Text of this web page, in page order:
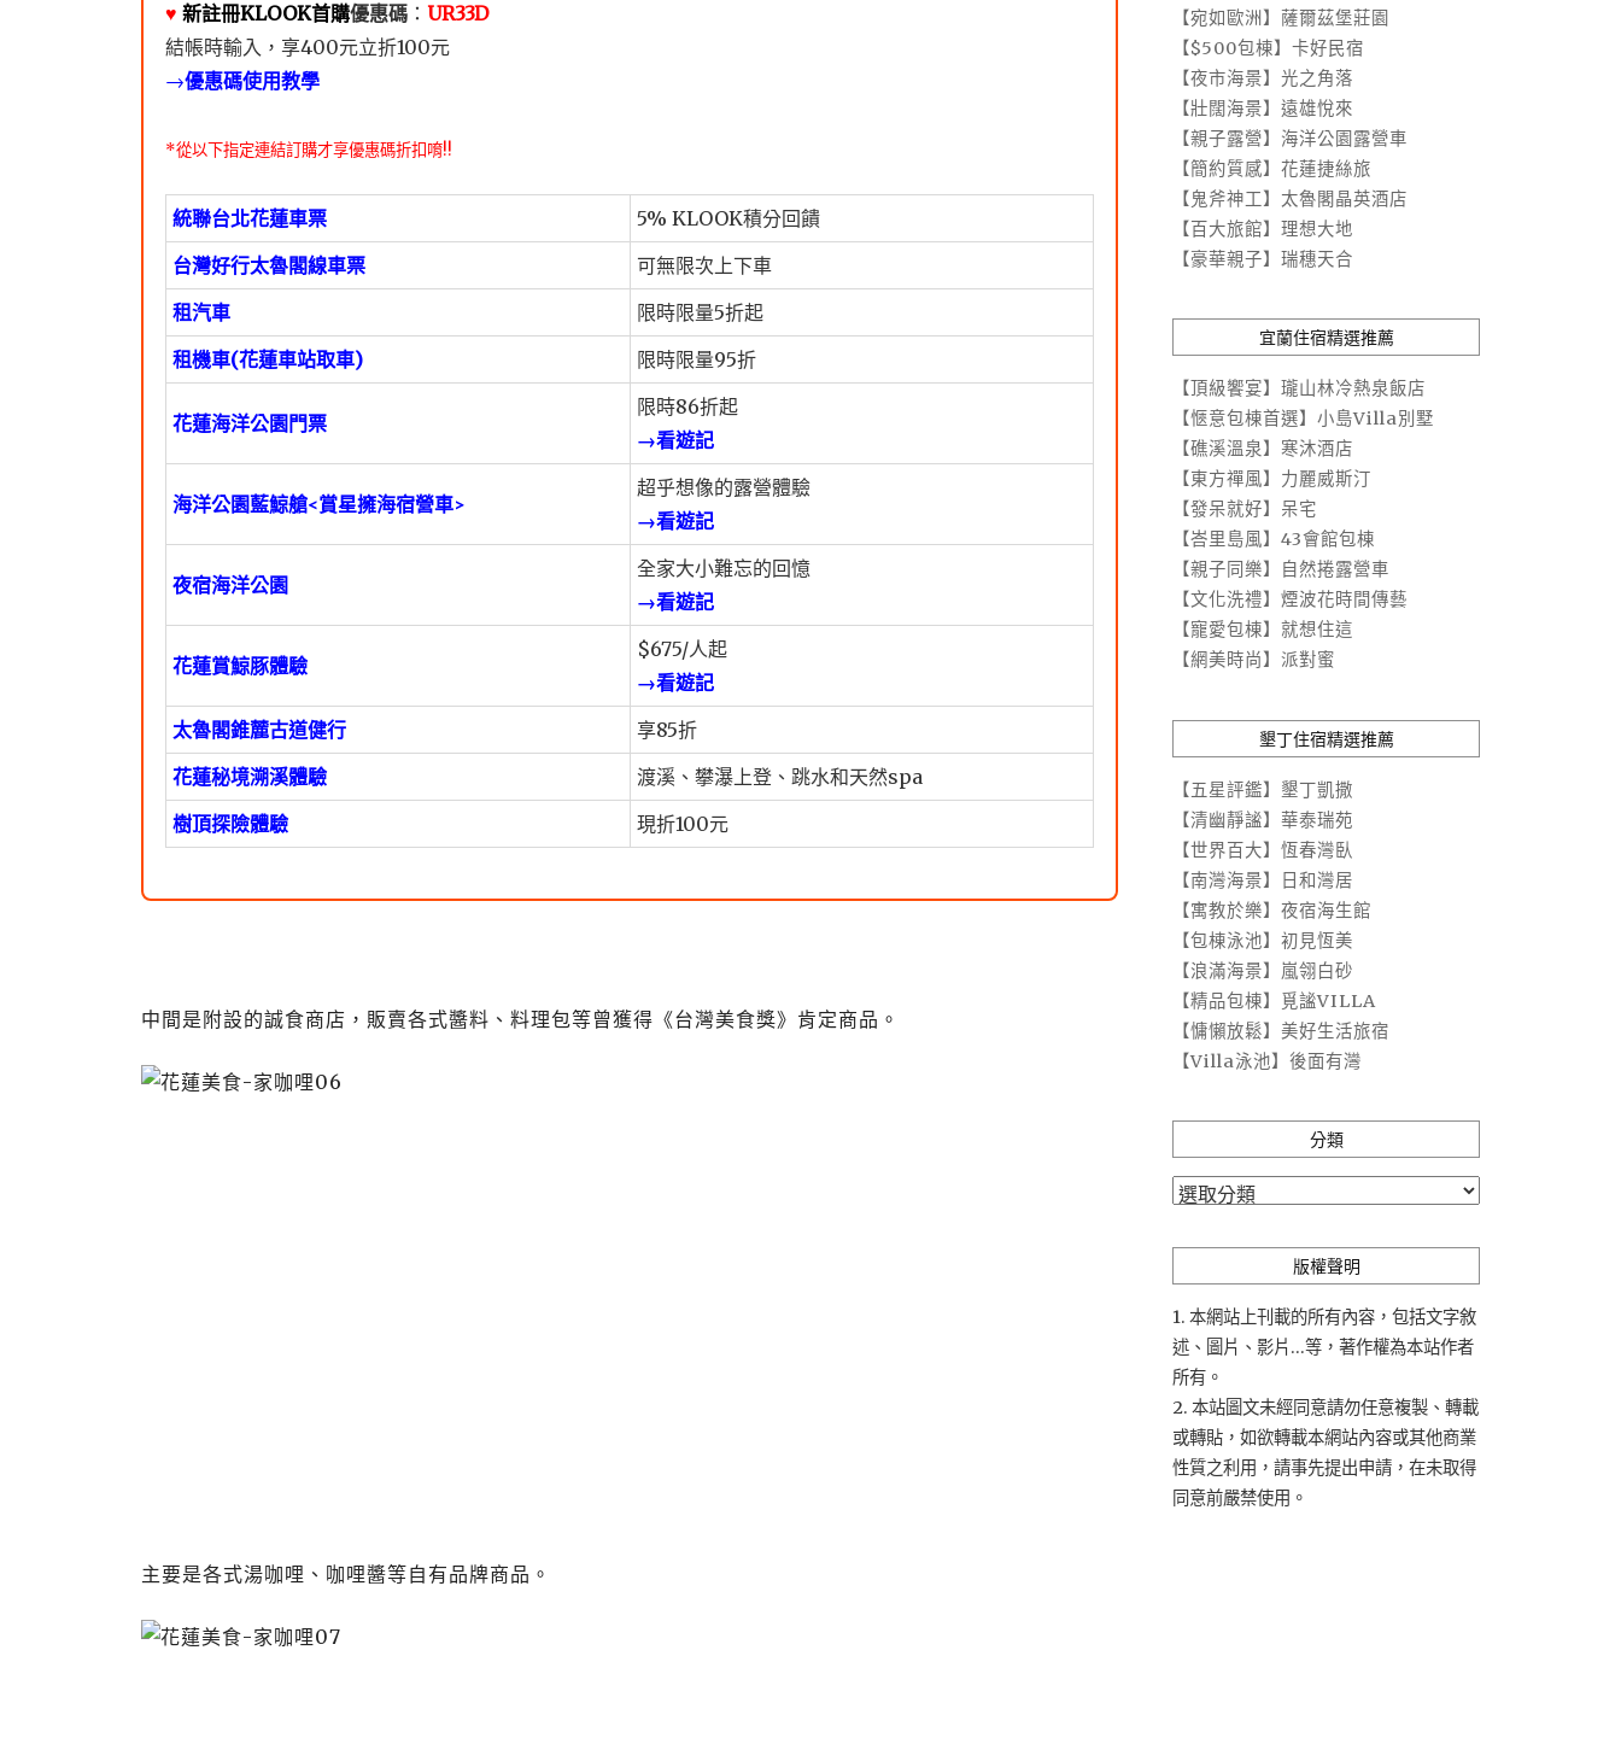
♥️ 新註冊KLOOK首購優惠碼 ： UR33D
結帳時輸入，享400元立折100元
→優惠碼使用教學
*從以下指定連結訂購才享優惠碼折扣唷!!
統聯台北花蓮車票
5% KLOOK積分回饋
台灣好行太魯閣線車票
可無限次上下車
租汽車
限時限量5折起
租機車(花蓮車站取車)
限時限量95折
花蓮海洋公園門票
限時86折起
→看遊記
海洋公園藍鯨艙<賞星擁海宿營車>
超乎想像的露營體驗
→看遊記
夜宿海洋公園
全家大小難忘的回憶
→看遊記
花蓮賞鯨豚體驗
$675/人起
→看遊記
太魯閣錐麓古道健行
享85折
花蓮秘境溯溪體驗
渡溪、攀瀑上登、跳水和天然spa
樹頂探險體驗
現折100元
中間是附設的誠食商店，販賣各式醬料、料理包等曾獲得《台灣美食獎》肯定商品。
主要是各式湯咖哩、咖哩醬等自有品牌商品。
【宛如歐洲】薩爾茲堡莊園
【$500包棟】卡好民宿
【夜市海景】光之角落
【壯闊海景】遠雄悅來
【親子露營】海洋公園露營車
【簡約質感】花蓮捷絲旅
【鬼斧神工】太魯閣晶英酒店
【百大旅館】理想大地
【豪華親子】瑞穗天合
宜蘭住宿精選推薦
【頂級饗宴】瓏山林冷熱泉飯店
【愜意包棟首選】小島Villa別墅
【礁溪溫泉】寒沐酒店
【東方禪風】力麗威斯汀
【發呆就好】呆宅
【峇里島風】43會館包棟
【親子同樂】自然捲露營車
【文化洗禮】煙波花時間傳藝
【寵愛包棟】就想住這
【網美時尚】派對蜜
墾丁住宿精選推薦
【五星評鑑】墾丁凱撒
【清幽靜謐】華泰瑞苑
【世界百大】恆春灣臥
【南灣海景】日和灣居
【寓教於樂】夜宿海生館
【包棟泳池】初見恆美
【浪滿海景】嵐翎白砂
【精品包棟】覓謐VILLA
【慵懶放鬆】美好生活旅宿
【Villa泳池】後面有灣
分類
分
版權聲明
1. 本網站上刊載的所有內容，包括文字敘
述、圖片、影片...等，著作權為本站作者
所有。
2. 本站圖文未經同意請勿任意複製、轉載
或轉貼，如欲轉載本網站內容或其他商業
性質之利用，請事先提出申請，在未取得
同意前嚴禁使用。